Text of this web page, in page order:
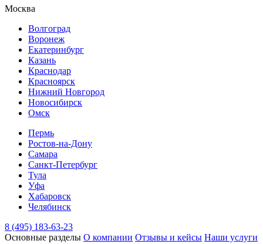
Москва
Волгоград
Воронеж
Екатеринбург
Казань
Краснодар
Красноярск
Нижний Новгород
Новосибирск
Омск
Пермь
Ростов-на-Дону
Самара
Санкт-Петербург
Тула
Уфа
Хабаровск
Челябинск
8 (495) 183-63-23
Основные разделы О компании Отзывы и кейсы Наши услуги